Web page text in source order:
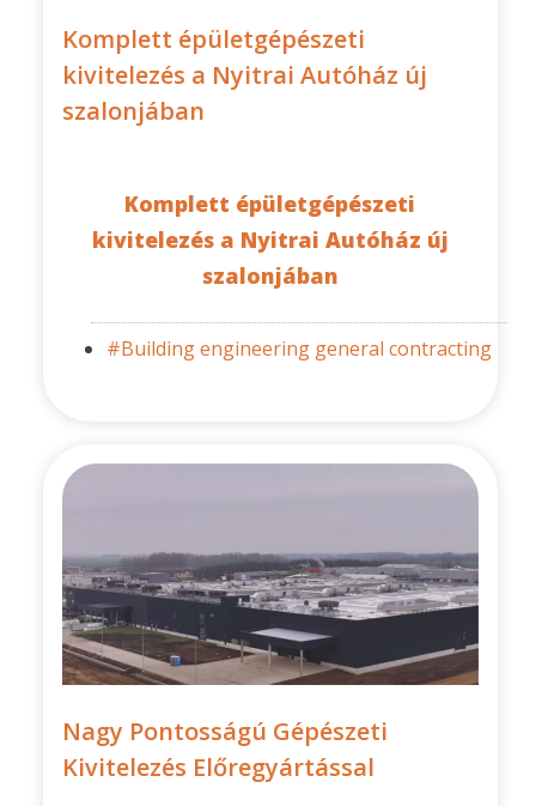
Komplett épületgépészeti
kivitelezés a Nyitrai Autóház új
szalonjában
Komplett épületgépészeti
kivitelezés a Nyitrai Autóház új
szalonjában
#Building engineering general contracting
Nagy Pontosságú Gépészeti
Kivitelezés Előregyártással